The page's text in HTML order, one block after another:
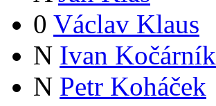
0 Václav Klaus
N Ivan Kočárník
N Petr Koháček